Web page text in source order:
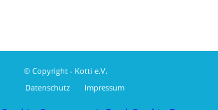
© Copyright - Kotti e.V.
Datenschutz
Impressum